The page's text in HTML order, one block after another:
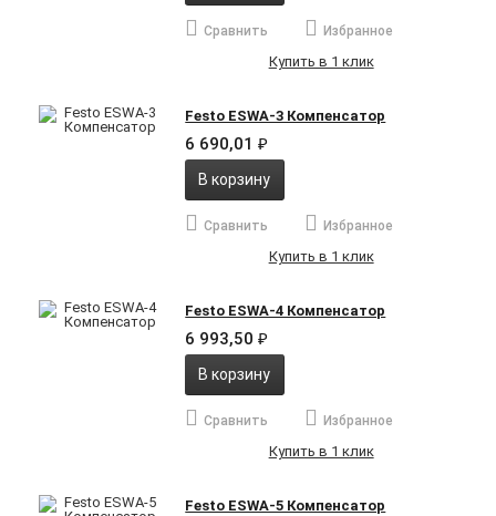
Сравнить Избранное
Купить в 1 клик
Festo ESWA-3 Компенсатор
6 690,01₽
В корзину
Сравнить Избранное
Купить в 1 клик
Festo ESWA-4 Компенсатор
6 993,50₽
В корзину
Сравнить Избранное
Купить в 1 клик
Festo ESWA-5 Компенсатор